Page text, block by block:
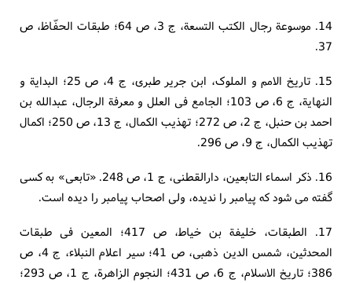
14. موسوعة رجال الکتب التسعة، ج 3، ص 64؛ طبقات الحفّاظ، ص
37.
15. تاریخ الامم و الملوک، ابن جریر طبری، ج 4، ص 25؛ البدایة و
النهایة، ج 6، ص 103؛ الجامع فی العلل و معرفة الرجال، عبدالله بن
احمد بن حنبل، ج 2، ص 272؛ تهذیب الکمال، ج 13، ص 250؛ اکمال
تهذیب الکمال، ج 9، ص 296.
16. ذکر اسماء التابعین، دارالقطنی، ج 1، ص 248. «تابعی» به کسی
گفته می شود که پیامبر را ندیده، ولی اصحاب پیامبر را دیده است.
17. الطبقات، خلیفة بن خیاط، ص 417؛ المعین فی طبقات
المحدثین، شمس الدین ذهبی، ص 41؛ سیر اعلام النبلاء، ج 4، ص
386؛ تاریخ الاسلام، ج 6، ص 431؛ النجوم الزاهرة، ج 1، ص 293؛